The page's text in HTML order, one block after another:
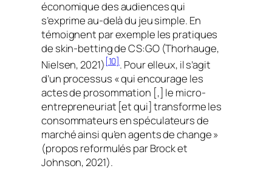
économique des audiences qui
s’exprime au-delà du jeu simple. En
témoignent par exemple les pratiques
de skin-bettingde CS:GO (Thorhauge,
Nielsen, 2021)[10]. Pour elleux, il s’agit
d’un processus « qui encourage les
actes de prosommation [,] le micro-
entrepreneuriat [et qui] transforme les
consommateurs en spéculateurs de
marché ainsi qu’en agents de change »
(propos reformulés par Brock et
Johnson, 2021).